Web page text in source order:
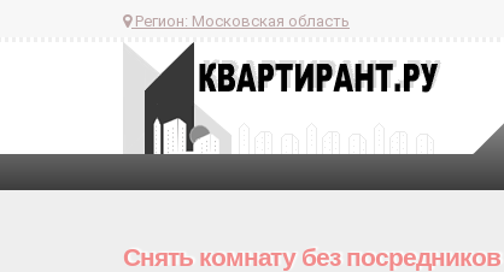
Регион: Московская область
Снять комнату без